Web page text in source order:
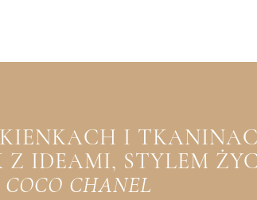
I
IDEAMI, STYLEM
COCO CHANEL